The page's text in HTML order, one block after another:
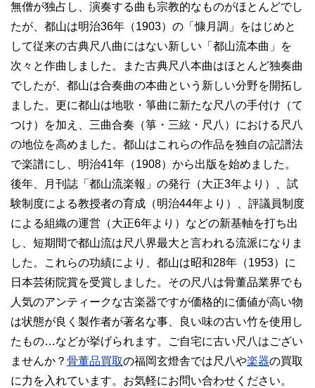
無僧が独占し、演奏する曲も宗教的なものがほとんどでし
たが、都山は明治36年（1903）の「慷月調」をはじめと
して従来の古典尺八曲にはない新しい「都山流本曲」を
次々と作曲しました。また古典尺八本曲はほとんど独奏曲
でしたが、都山は合奏曲の本曲という新しい分野を開拓し
ました。更に都山は地歌・箏曲に新たな尺八の手付け（て
つけ）を加え、三曲合奏（箏・三絃・尺八）における尺八
の地位を高めました。都山はこれらの作品を独自の記譜法
で楽譜にし、明治41年（1908）から出版を始めました。
後年、月刊誌「都山流楽報」の発行（大正3年より）、試
験制度による教授者の育成（明治44年より）、評議員制度
による組織の運営（大正6年より）などの新基軸を打ち出
し、短期間で都山流は尺八界最大と言われる流派になりま
した。これらの功績により、都山は昭和28年（1953）に
日本芸術院賞を受賞しました。その尺八は骨董品業界でも
人気のアンティークな古楽器ですが価格的に価値が高い物
は状態が良く製作者が著名な事、良い味の古い竹を使用し
たもの…などが挙げられます。ご自宅に古い尺八はござい
ませんか？ 骨董品買取の福岡玄燈舎では尺八や楽器の買取
に力を入れています。お気軽にお問い合わせください。